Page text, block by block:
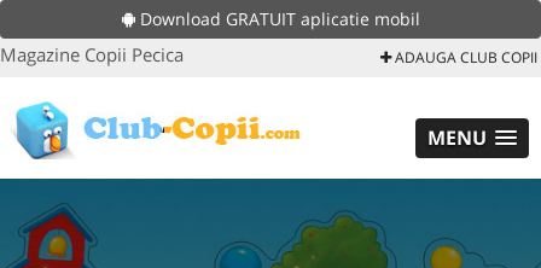
Download GRATUIT aplicatie mobil
Magazine Copii Pecica ADAUGA CLUB COPII
MENU